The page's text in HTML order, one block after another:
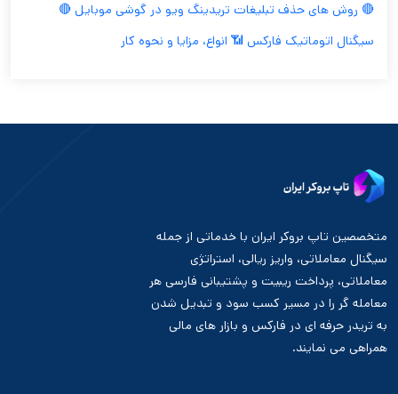
🔴 روش های حذف تبلیغات تریدینگ ویو در گوشی موبایل 🔴
سیگنال اتوماتیک فارکس 📶 انواع، مزایا و نحوه کار
متخصصین تاپ بروکر ایران با خدماتی از جمله
سیگنال معاملاتی، واریز ریالی، استراتژی
معاملاتی، پرداخت ریبیت و پشتیبانی فارسی هر
معامله گر را در مسیر کسب سود و تبدیل شدن
به تریدر حرفه ای در فارکس و بازار های مالی
همراهی می نمایند.